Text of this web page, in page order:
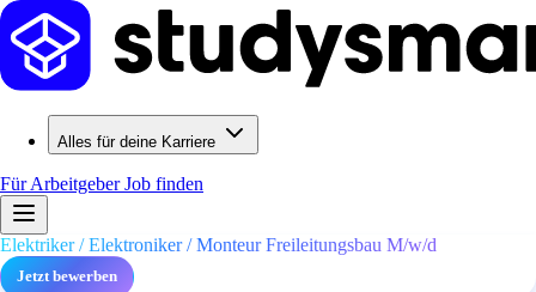
Alles für deine Karriere
Für ArbeitgeberJob finden
Elektriker / Elektroniker / Monteur Freileitungsbau M/w/d
Jetzt bewerben